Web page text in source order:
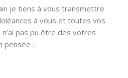
je tiens à vous transmettre
à vous et toutes vos
pas pu être des votres
pensée .